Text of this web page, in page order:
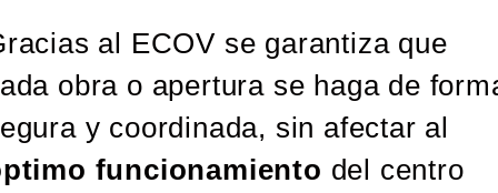
al ECOV se garantiza que
obra o apertura se haga de
y coordinada, sin afectar al
funcionamiento del centro